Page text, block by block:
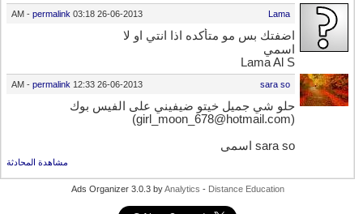
26-06-2013
03:18 AM
-permalink Lama
اضفتك بس مو متأكده اذا انتي او لا
اسمي
Lama Al S
26-06-2013
12:33 AM
-permalink sara so
حلو شي جميل خيتو ضيفيني على الفيس بوك
sara so اسمي
مشاهدة المحادثة
Ads Organizer 3.0.3 byAnalytics -Distance Education